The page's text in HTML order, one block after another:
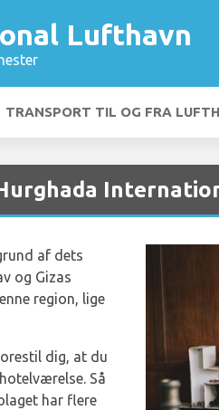
Lufthavn
TRANSPORT TIL OG FRA
af dets
og Gizas
region, lige
dig, at du
Så
har flere